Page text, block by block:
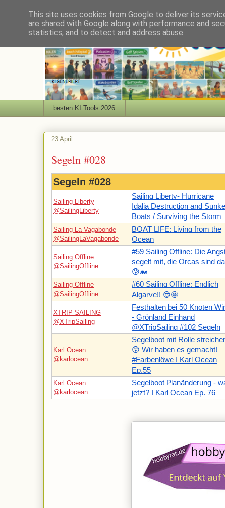
besten KI Tools 2026
23 April
Segeln #028
Segeln #028
Sailing Liberty
@SailingLiberty
Sailing Liberty- Hurricane
Idalia Destruction and
Boats / Surviving the Storm
Sailing La Vagabonde
@SailingLaVagabonde
BOAT LIFE: Living from the
Ocean
Sailing Offline
@SailingOffline
#59 Sailing Offline: Die
segelt mit, die Orcas sind
😰🐋
Sailing Offline
@SailingOffline
#60 Sailing Offline: Endlich
Algarve!! 😎🤩
XTRIP SAILING
@XTripSailing
Festhalten bei 50 Knoten
- Grönland Einhand
@XTripSailing #102 Segeln
Karl Ocean
@karlocean
Segelboot mit Rolle
😲 Wir haben es gemacht!
#Farbenlöwe I Karl Ocean
Ep.55
Karl Ocean
@karlocean
Segelboot Planänderung -
jetzt? I Karl Ocean Ep. 76
This site uses cookies from Google to deliver its
are shared with Google along with performance and
statistics, and to detect and address abuse.